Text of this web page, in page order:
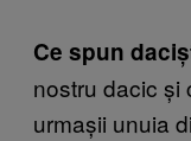
Ce spun
nostru dacic și
urmașii unuia